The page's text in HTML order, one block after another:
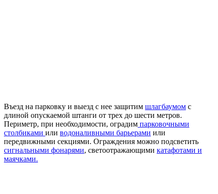
Въезд на парковку и выезд с нее защитим шлагбаумом с
длиной опускаемой штанги от трех до шести метров.
Периметр, при необходимости, оградим парковочными
столбиками или водоналивными барьерами или
передвижными секциями. Ограждения можно подсветить
сигнальными фонарями, светоотражающими катафотами и
маячками.